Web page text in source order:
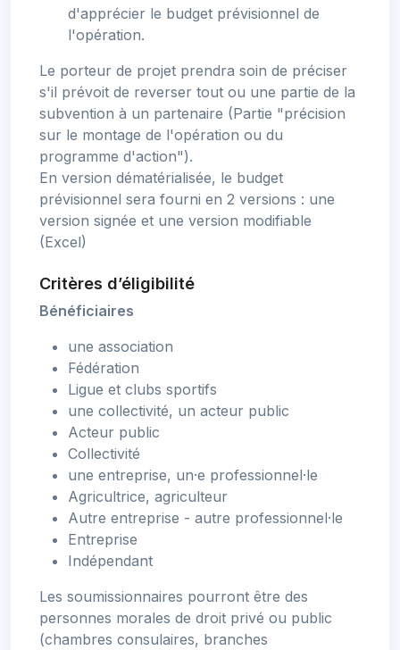
d'apprécier le budget prévisionnel de
l'opération.
Le porteur de projet prendra soin de préciser
s'il prévoit de reverser tout ou une partie de la
subvention à un partenaire (Partie "précision
sur le montage de l'opération ou du
programme d'action").
En version dématérialisée, le budget
prévisionnel sera fourni en 2 versions : une
version signée et une version modifiable
(Excel)
Critères d’éligibilité
Bénéficiaires
une association
Fédération
Ligue et clubs sportifs
une collectivité, un acteur public
Acteur public
Collectivité
une entreprise, un·e professionnel·le
Agricultrice, agriculteur
Autre entreprise - autre professionnel·le
Entreprise
Indépendant
Les soumissionnaires pourront être des
personnes morales de droit privé ou public
(chambres consulaires, branches